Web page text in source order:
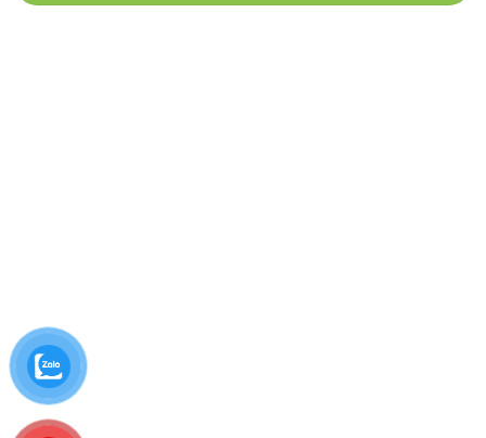
Giống Cây Đặc sản